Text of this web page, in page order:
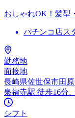
おしゃれOK！髪型
パチンコ店ス
勤務地
面接地
長崎県佐世保市田
泉福寺駅 徒歩16分
シフト